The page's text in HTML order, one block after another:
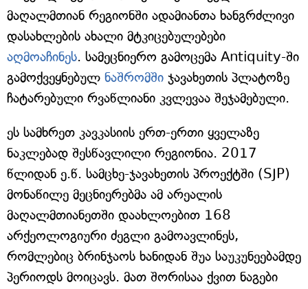
მაღალმთიან რეგიონში ადამიანთა ხანგრძლივი
დასახლების ახალი მტკიცებულებები
აღმოაჩინეს. სამეცნიერო გამოცემა Antiquity-ში
გამოქვეყნებულ ნაშრომში ჯავახეთის პლატოზე
ჩატარებული რვაწლიანი კვლევაა შეჯამებული.
ეს სამხრეთ კავკასიის ერთ-ერთი ყველაზე
ნაკლებად შესწავლილი რეგიონია. 2017
წლიდან ე.წ. სამცხე-ჯავახეთის პროექტში (SJP)
მონაწილე მეცნიერებმა ამ არეალის
მაღალმთიანეთში დაახლოებით 168
არქეოლოგიური ძეგლი გამოავლინეს,
რომლებიც ბრინჯაოს ხანიდან შუა საუკუნეებამდე
პერიოდს მოიცავს. მათ შორისაა ქვით ნაგები